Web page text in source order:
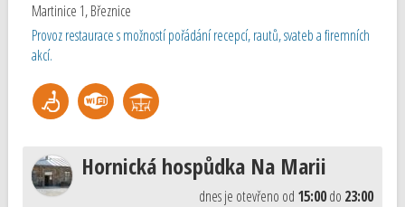
Martinice 1,Březnice
Provoz restaurace s možností pořádání recepcí, rautů, svateb a firemních
akcí.
Hornická hospůdka Na Marii
dnes je otevřeno od 15:00do 23:00